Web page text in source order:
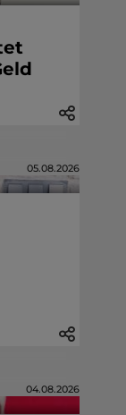
05.08.2026
04.08.2026